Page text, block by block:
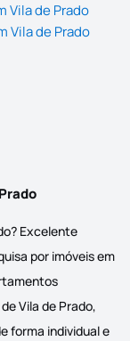
Vila de Prado
Vila de Prado
Excelente
por imóveis em
Vila de Prado,
forma individual e